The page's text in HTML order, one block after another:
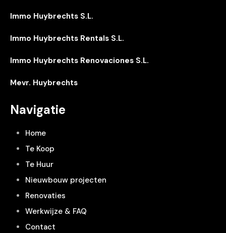
Immo Huybrechts S.L.
Immo Huybrechts Rentals S.L.
Immo Huybrechts Renovaciones S.L.
Mevr. Huybrechts
Navigatie
Home
Te Koop
Te Huur
Nieuwbouw projecten
Renovaties
Werkwijze & FAQ
Contact